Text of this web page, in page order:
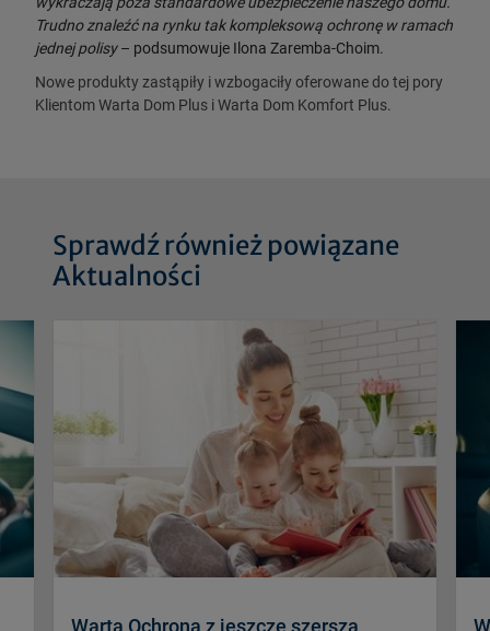
Trudno znaleźć na rynku tak kompleksową ochronę w ramach
jednej polisy– podsumowuje Ilona Zaremba-Choim.
Nowe produkty zastąpiły i wzbogaciły oferowane do tej pory
Klientom Warta Dom Plus i Warta Dom Komfort Plus.
Sprawdź również powiązane
Aktualności
Warta Ochrona z jeszcze szerszą